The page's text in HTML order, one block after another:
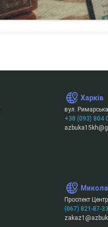
Харків
вул.
+38 (093) 804
Проспект
(067) 821-87-33